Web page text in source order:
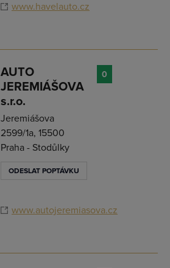
www.havelauto.cz
AUTO
JEREMIÁŠOVA
s.r.o.
Jeremiášova
2599/1a, 15500
Praha - Stodůlky
ODESLAT POPTÁVKU
www.autojeremiasova.cz
0